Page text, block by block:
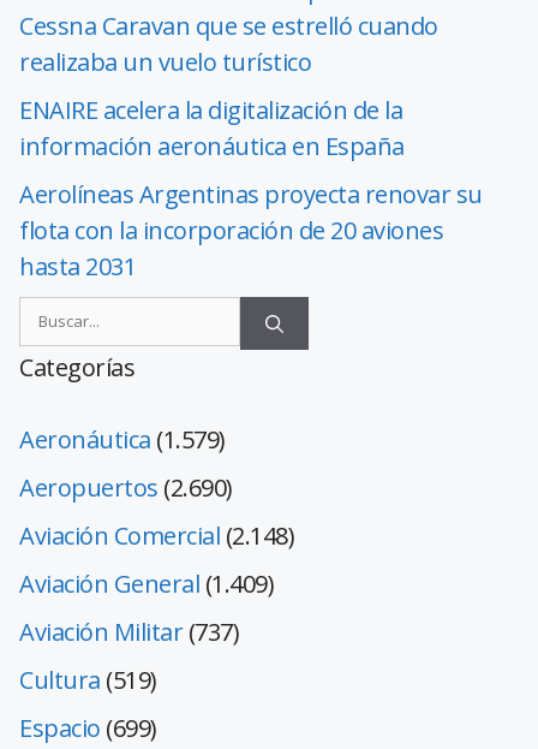
Cessna Caravan que se estrelló cuando
realizaba un vuelo turístico
ENAIRE acelera la digitalización de la
información aeronáutica en España
Aerolíneas Argentinas proyecta renovar su
flota con la incorporación de 20 aviones
hasta 2031
Categorías
Aeronáutica (1.579)
Aeropuertos (2.690)
Aviación Comercial (2.148)
Aviación General (1.409)
Aviación Militar(737)
Cultura (519)
Espacio (699)